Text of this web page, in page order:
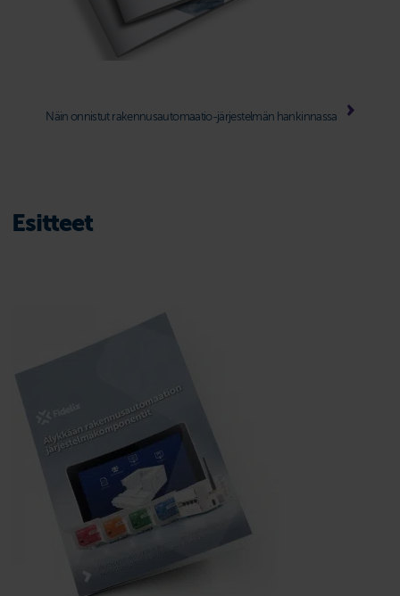
Näin onnistut rakennusautomaatio-järjestelmän hankinnassa
Esitteet